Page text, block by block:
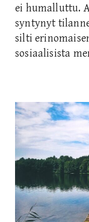
ei humalluttu.
syntynyt
silti
sosiaalisista